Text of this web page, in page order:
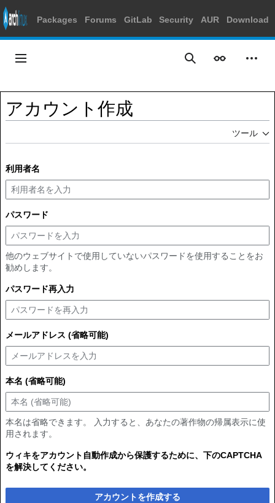
Packages Forums GitLab Security AUR Download
ス
メインメニュー 検索 表示 個人
アカウント作成
ツール
利用者名
パスワード
他のウェブサイトで使用していないパスワードを使用することをお
勧めします。
パスワード再入力
メールアドレス (省略可能)
本名 (省略可能)
本名は省略できます。 入力すると、あなたの著作物の帰属表示に使
用されます。
ウィキをアカウント自動作成から保護するために、下のCAPTCHA
を解決してください。
アカウントを作成する